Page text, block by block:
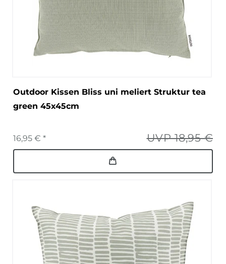
Outdoor Kissen Bliss uni meliert Struktur tea
green 45x45cm
UVP 18,95 €
16,95 € *